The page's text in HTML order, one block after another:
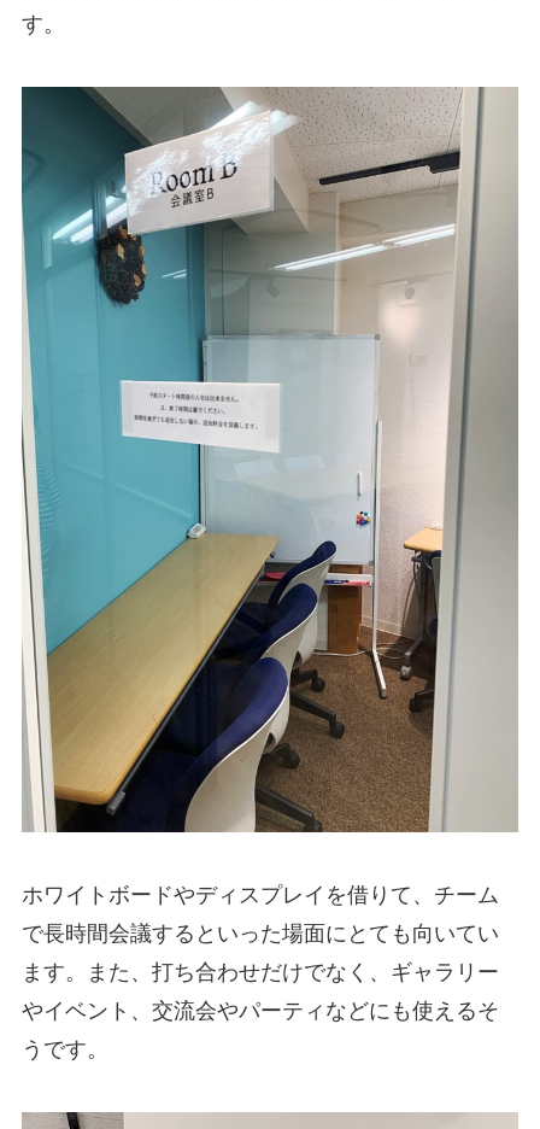
す。
ホワイトボードやディスプレイを借りて、チーム
で長時間会議するといった場面にとても向いてい
ます。また、打ち合わせだけでなく、ギャラリー
やイベント、交流会やパーティなどにも使えるそ
うです。